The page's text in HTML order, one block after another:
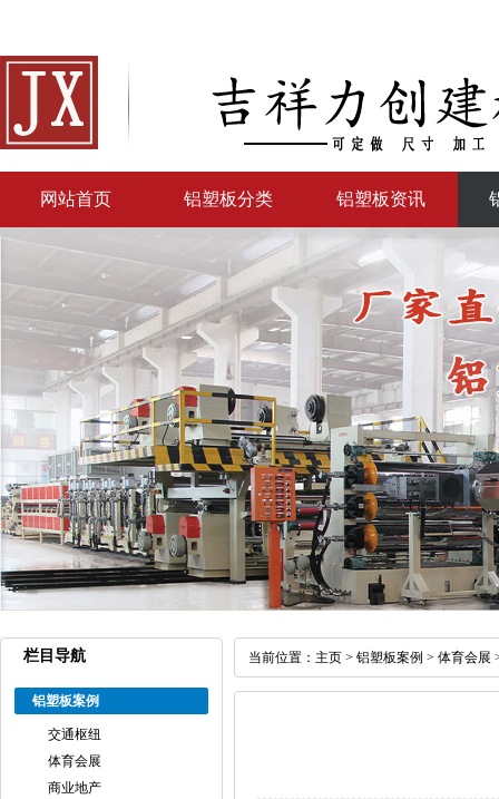
网站首页 铝塑板分类 铝塑板资讯
栏目导航
铝塑板案例
交通枢纽
体育会展
商业地产
当前位置： 主页 > 铝塑板案例 > 体育会展